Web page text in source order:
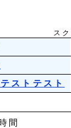
ス
ストテスト
間